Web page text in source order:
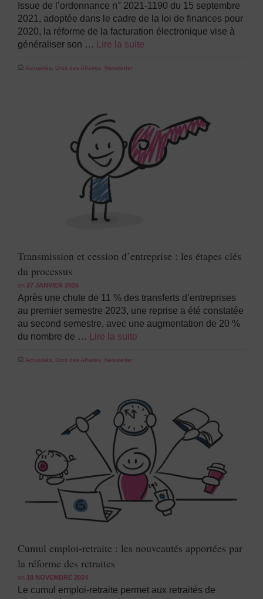
Issue de l’ordonnance n° 2021-1190 du 15 septembre
2021, adoptée dans le cadre de la loi de finances pour
2020, la réforme de la facturation électronique vise à
généraliser son …
Lire la suite
Actualités Droit des Affaires Newsletter
Transmission et cession d’entreprise : les étapes clés
du processus
on 27 JANVIER 2025
Après une chute de 11 % des transferts d’entreprises
au premier semestre 2023, une reprise a été constatée
au second semestre, avec une augmentation de 20 %
du nombre de …
Lire la suite
Actualités Droit des Affaires Newsletter
Cumul emploi-retraite : les nouveautés apportées par
la réforme des retraites
on 18 NOVEMBRE 2024
Le cumul emploi-retraite permet aux retraités de